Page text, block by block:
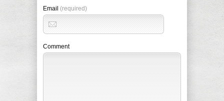
Email (required)
Comment